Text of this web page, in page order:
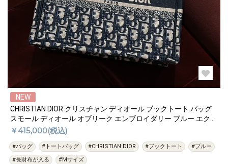
NEW
CHRISTIAN DIOR クリスチャン ディオール ブックトート バッグ
スモール ディオール オブリーク エンブロイダリー ブルー エクリ
ュ M1265ZRIW_M828
￥415,000(税込)
#バッグ #トートバッグ #CHRISTIAN DIOR #ブックトート
#ブルー
#長財布が入る
#Mサイズ